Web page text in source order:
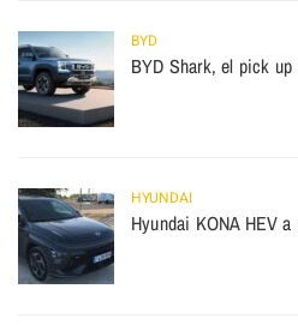
BYD
BYD Shark, el pick up
HYUNDAI
Hyundai KONA HEV a